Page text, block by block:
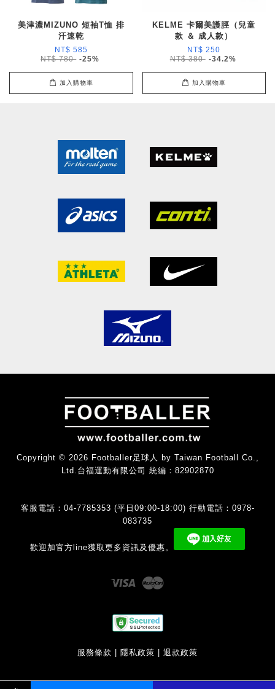
美津濃MIZUNO 短袖T恤 排
汗速乾
NT$ 585
NT$ 780 -25%
加入購物車
KELME 卡爾美護脛（兒童
款 ＆ 成人款）
NT$ 250
NT$ 380 -34.2%
加入購物車
Copyright © 2026 Footballer足球人 by Taiwan Football Co.,
Ltd.台福運動有限公司 統編：82902870
客服電話：04-7785353 (平日09:00-18:00) 行動電話：0978-
083735
歡迎加官方line獲取更多資訊及優惠。
Visa
服務條款 隱私政策 退款政策